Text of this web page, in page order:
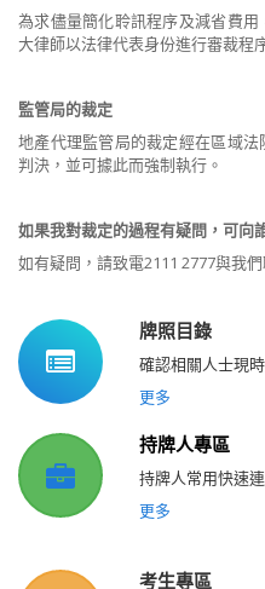
為求儘量簡化聆訊程序及減省費
大律師以法律代表身份進行審裁程
監管局的裁定
地產代理監管局的裁定經在區域
判決，並可據此而強制執行。
如果我對裁定的過程有疑問，可向
如有疑問，請致電2111 2777與我們
牌照目錄
確認相關人士現
更多
持牌人專區
持牌人常用快速
更多
考生專區